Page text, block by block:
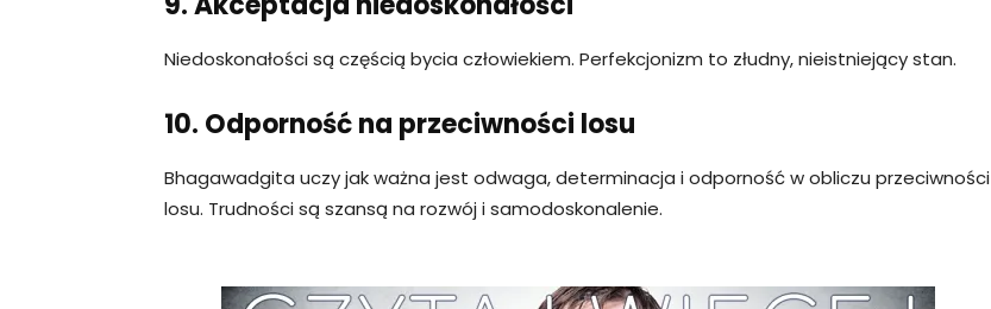
Niedoskonałości są częścią bycia człowiekiem. Perfekcjonizm to złudny, nieistniejący stan.
10. Odporność na przeciwności losu
Bhagawadgita uczy jak ważna jest odwaga, determinacja i odporność w obliczu przeciwności
losu. Trudności są szansą na rozwój i samodoskonalenie.